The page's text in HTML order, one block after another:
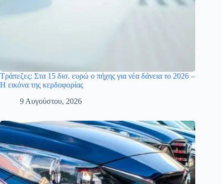
Τράπεζες: Στα 15 δισ. ευρώ ο πήχης για νέα δάνεια το 2026 –
Η εικόνα της κερδοφορίας
9 Αυγούστου, 2026